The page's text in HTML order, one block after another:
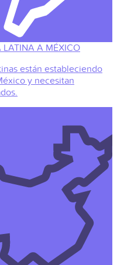
LATINA A MÉXICO
están estableciendo
y necesitan